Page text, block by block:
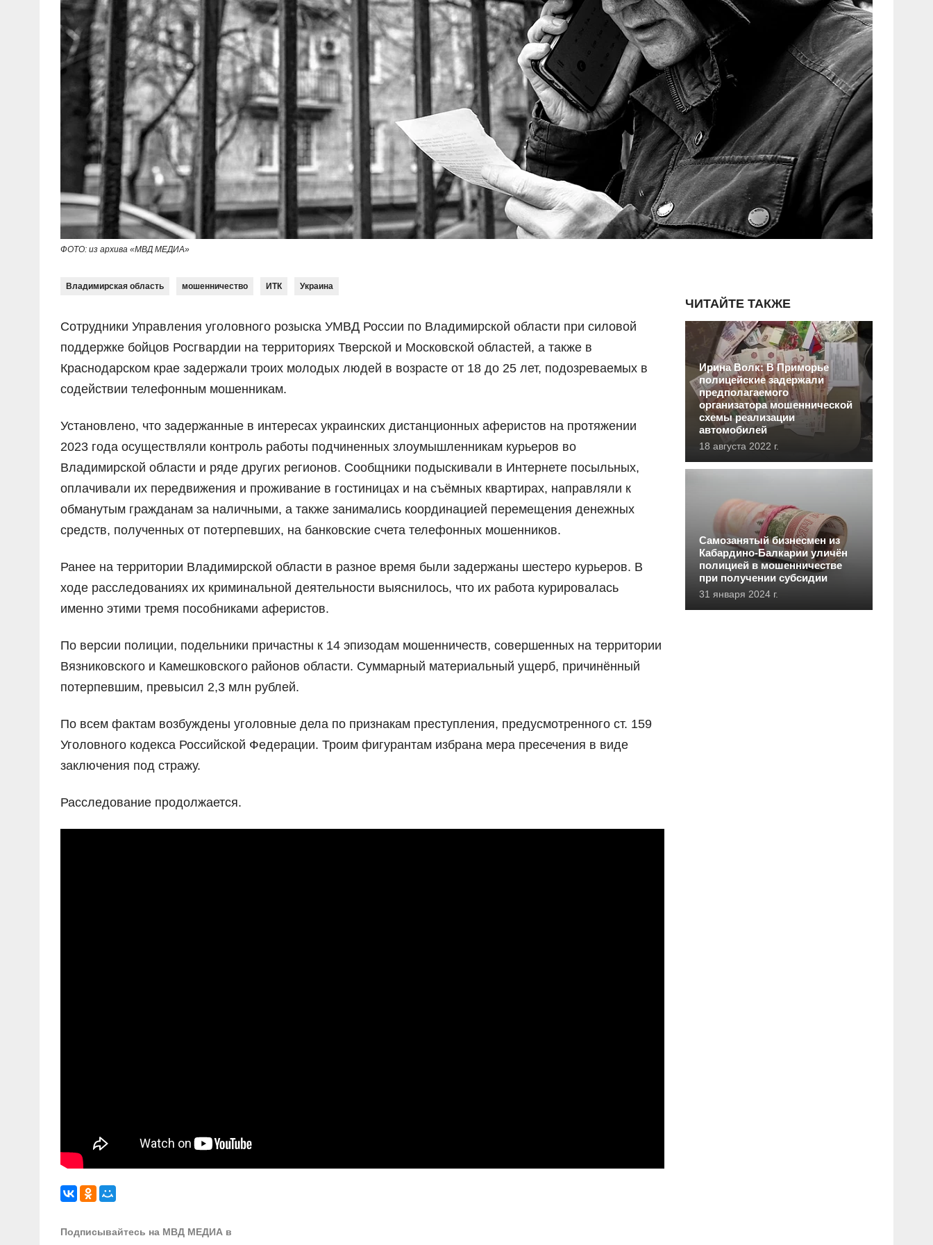
ФОТО: из архива «МВД МЕДИА»
Владимирская область мошенничество ИТК Украина
Сотрудники Управления уголовного розыска УМВД России по Владимирской области при силовой
поддержке бойцов Росгвардии на территориях Тверской и Московской областей, а также в
Краснодарском крае задержали троих молодых людей в возрасте от 18 до 25 лет, подозреваемых в
содействии телефонным мошенникам.
Установлено, что задержанные в интересах украинских дистанционных аферистов на протяжении
2023 года осуществляли контроль работы подчиненных злоумышленникам курьеров во
Владимирской области и ряде других регионов. Сообщники подыскивали в Интернете посыльных,
оплачивали их передвижения и проживание в гостиницах и на съёмных квартирах, направляли к
обманутым гражданам за наличными, а также занимались координацией перемещения денежных
средств, полученных от потерпевших, на банковские счета телефонных мошенников.
Ранее на территории Владимирской области в разное время были задержаны шестеро курьеров. В
ходе расследованиях их криминальной деятельности выяснилось, что их работа курировалась
именно этими тремя пособниками аферистов.
По версии полиции, подельники причастны к 14 эпизодам мошенничеств, совершенных на территории
Вязниковского и Камешковского районов области. Суммарный материальный ущерб, причинённый
потерпевшим, превысил 2,3 млн рублей.
По всем фактам возбуждены уголовные дела по признакам преступления, предусмотренного ст. 159
Уголовного кодекса Российской Федерации. Троим фигурантам избрана мера пресечения в виде
заключения под стражу.
Расследование продолжается.
Подписывайтесь на МВД МЕДИА в
ЧИТАЙТЕ ТАКЖЕ
Ирина Волк: В Приморье
полицейские задержали
предполагаемого
организатора мошеннической
схемы реализации
автомобилей
18 августа 2022 г.
Самозанятый бизнесмен из
Кабардино-Балкарии уличён
полицией в мошенничестве
при получении субсидии
31 января 2024 г.